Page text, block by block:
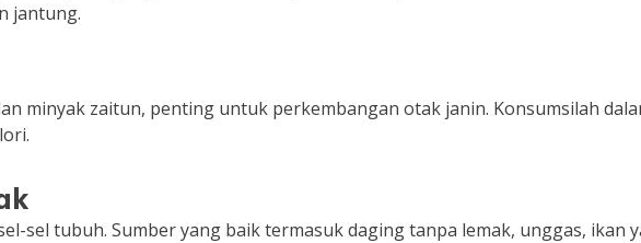
jantung.
minyak zaitun, penting untuk perkembangan otak janin. Konsumsilah
sel tubuh. Sumber yang baik termasuk daging tanpa lemak, unggas, ikan